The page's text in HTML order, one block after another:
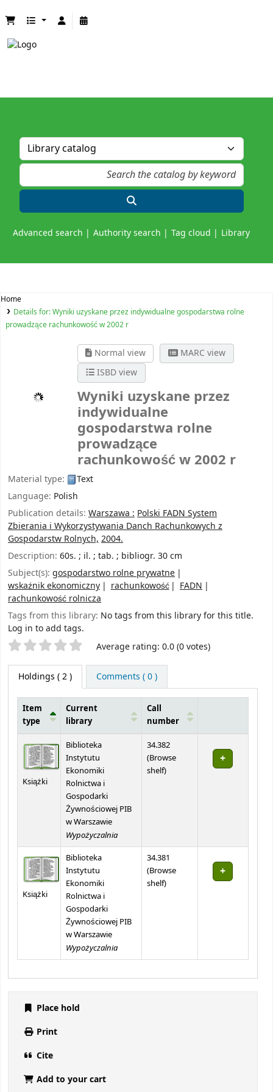
Advanced search Authority search Tag cloud Library
Home
Details for:Wyniki uzyskane przez indywidualne gospodarstwa rolne
prowadzące rachunkowość w 2002 r
Normal view
MARC view
ISBD view
Wyniki uzyskane przez
indywidualne
gospodarstwa rolne
prowadzące
rachunkowość w 2002 r
Material type:
Text
Language: Polish
Publication details: Warszawa : Polski FADN System
Zbierania i Wykorzystywania Danch Rachunkowych z
Gospodarstw Rolnych, 2004.
Description: 60s. ; il. ; tab. ; bibliogr. 30 cm
Subject(s): gospodarstwo rolne prywatne
wskaźnik ekonomiczny
rachunkowość
FADN
rachunkowość rolnicza
Tags from this library: No tags from this library for this title.
Log in to add tags.
Star ratings Average rating: 0.0 (0 votes)
Holdings ( 2 ) Comments ( 0 )
Item
type
Current
library
Call
number
Książki
Biblioteka
Instytutu
Ekonomiki
Rolnictwa i
Gospodarki
Żywnościowej PIB
w Warszawie
Wypożyczalnia
34.382
(Browse
shelf(Opens below)
)
Książki
Biblioteka
Instytutu
Ekonomiki
Rolnictwa i
Gospodarki
Żywnościowej PIB
w Warszawie
Wypożyczalnia
34.381
(Browse
shelf(Opens below)
)
Place hold
Print
Cite
Add to your cart